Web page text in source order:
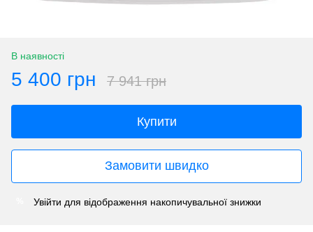
В наявності
5 400 грн 7 941 грн
Купити
Замовити швидко
Увійти для відображення накопичувальної знижки